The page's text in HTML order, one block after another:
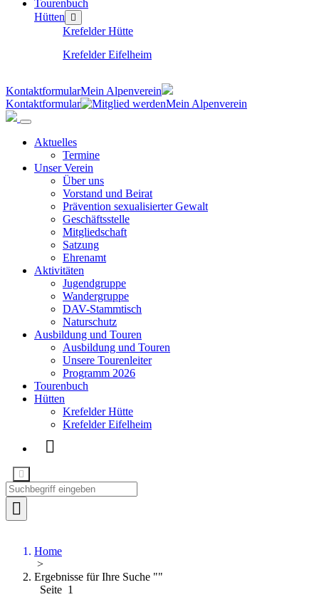
Tourenbuch
Hütten
Krefelder Hütte
Krefelder Eifelheim
KontaktformularMein Alpenverein
Kontaktformular
Mein Alpenverein
Aktuelles
Termine
Unser Verein
Über uns
Vorstand und Beirat
Prävention sexualisierter Gewalt
Geschäftsstelle
Mitgliedschaft
Satzung
Ehrenamt
Aktivitäten
Jugendgruppe
Wandergruppe
DAV-Stammtisch
Naturschutz
Ausbildung und Touren
Ausbildung und Touren
Unsere Tourenleiter
Programm 2026
Tourenbuch
Hütten
Krefelder Hütte
Krefelder Eifelheim
Home
>
Ergebnisse für Ihre Suche ""
Seite 1